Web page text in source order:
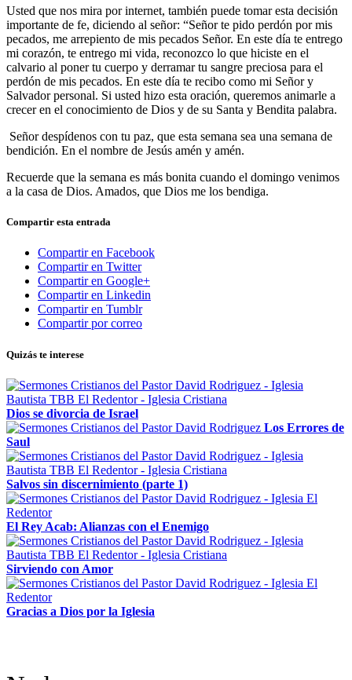
Usted que nos mira por internet, también puede tomar esta decisión
importante de fe, diciendo al señor: “Señor te pido perdón por mis
pecados, me arrepiento de mis pecados Señor. En este día te entrego
mi corazón, te entrego mi vida, reconozco lo que hiciste en el
calvario al poner tu cuerpo y derramar tu sangre preciosa para el
perdón de mis pecados. En este día te recibo como mi Señor y
Salvador personal. Si usted hizo esta oración, queremos animarle a
crecer en el conocimiento de Dios y de su Santa y Bendita palabra.
Señor despídenos con tu paz, que esta semana sea una semana de
bendición. En el nombre de Jesús amén y amén.
Recuerde que la semana es más bonita cuando el domingo venimos
a la casa de Dios. Amados, que Dios me los bendiga.
Compartir esta entrada
Compartir en Facebook
Compartir en Twitter
Compartir en Google+
Compartir en Linkedin
Compartir en Tumblr
Compartir por correo
Quizás te interese
Dios se divorcia de Israel
Los Errores de
Saul
Salvos sin discernimiento (parte 1)
El Rey Acab: Alianzas con el Enemigo
Sirviendo con Amor
Gracias a Dios por la Iglesia